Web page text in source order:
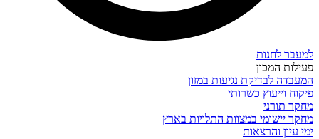
למעבר לחנות
פעילות המכון
המעבדה לבדיקת נגיעות במזון
פיקוח וייעוץ כשרותי
מחקר תורני
מחקר יישומי במצוות התלויות בארץ
ימי עיון והרצאות